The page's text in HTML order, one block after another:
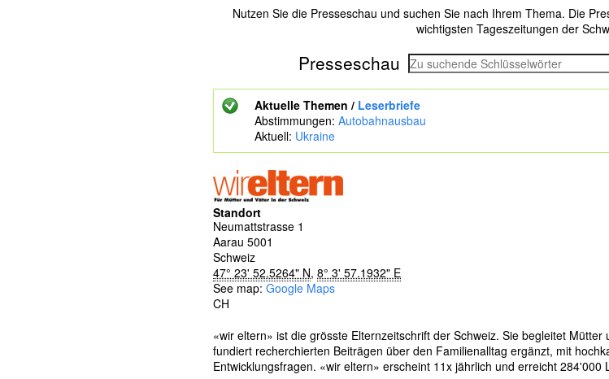
Nutzen Sie die Presseschau und suchen Sie nach Ihrem Thema. Die
wichtigsten Tageszeitungen der
Presseschau
s
e
d
e
S
c
h
l
ü
s
s
l
w
ö
Aktuelle Themen / Leserbriefe
Abstimmungen: Autobahnausbau
Aktuell: Ukraine
Standort
Neumattstrasse 1
Aarau 5001
Schweiz
47° 23' 52.5264" N, 8° 3' 57.1932" E
See map: Google Maps
CH
«wir eltern» ist die grösste Elternzeitschrift der Schweiz. Sie begleitet
fundiert recherchierten Beiträgen über den Familienalltag ergänzt, mit
Entwicklungsfragen. «wir eltern» erscheint 11x jährlich und erreicht 284'000